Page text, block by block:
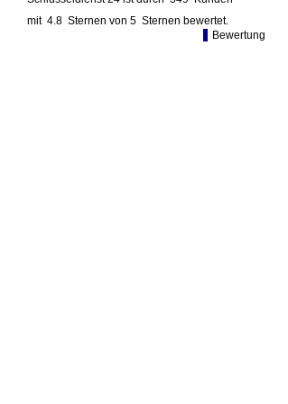
mit 4.8 Sternen von 5 Sternen bewertet.
Bewertung